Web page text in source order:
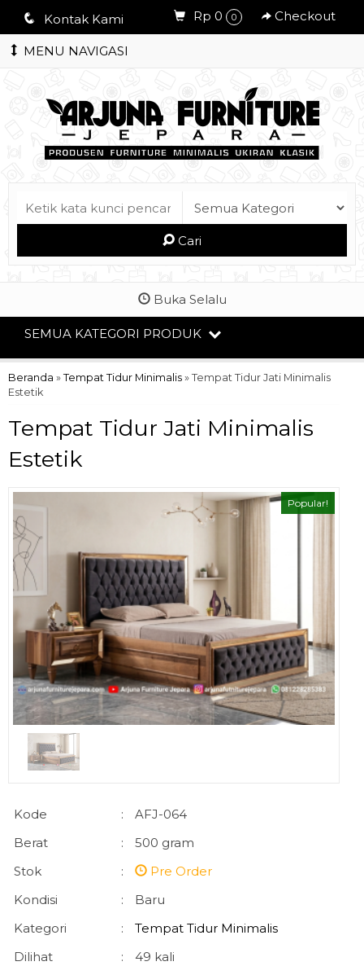
q Kontak Kami Rp 0 0 Checkout
MENU NAVIGASI
Cari
Buka Selalu
SEMUA KATEGORI PRODUK
Beranda » Tempat Tidur Minimalis » Tempat Tidur Jati Minimalis
Estetik
Tempat Tidur Jati Minimalis
Estetik
Popular!
Kode :
AFJ-064
Berat
:
500 gram
Stok
:
Pre Order
Kondisi
:
Baru
Kategori
:
Tempat Tidur Minimalis
Dilihat
:
49 kali